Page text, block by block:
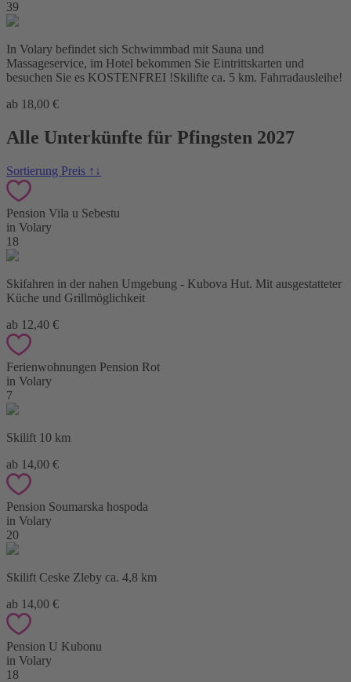
39
In Volary befindet sich Schwimmbad mit Sauna und
Massageservice, im Hotel bekommen Sie Eintrittskarten und
besuchen Sie es KOSTENFREI !Skilifte ca. 5 km. Fahrradausleihe!
ab 18,00 €
Alle Unterkünfte für Pfingsten 2027
Sortierung Preis ↑↓
Pension Vila u Sebestu
in Volary
18
Skifahren in der nahen Umgebung - Kubova Hut. Mit ausgestatteter
Küche und Grillmöglichkeit
ab 12,40 €
Ferienwohnungen Pension Rot
in Volary
7
Skilift 10 km
ab 14,00 €
Pension Soumarska hospoda
in Volary
20
Skilift Ceske Zleby ca. 4,8 km
ab 14,00 €
Pension U Kubonu
in Volary
18